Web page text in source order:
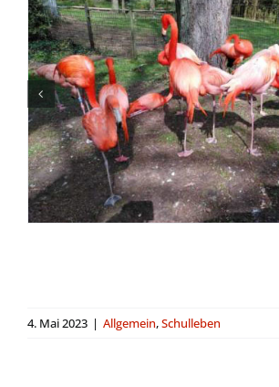
4. Mai 2023 | Allgemein,Schulleben